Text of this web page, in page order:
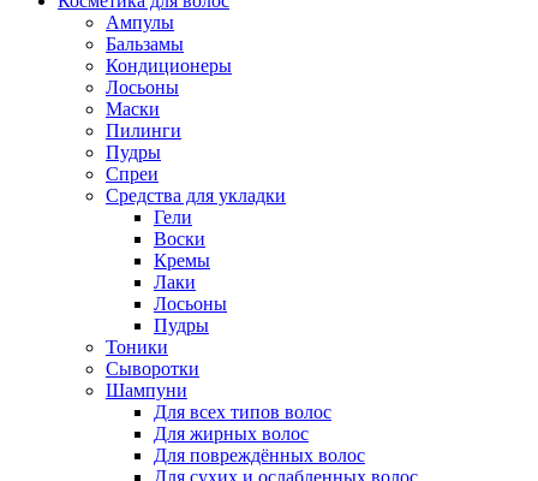
Ампулы
Бальзамы
Кондиционеры
Лосьоны
Маски
Пилинги
Пудры
Спреи
Средства для укладки
Гели
Воски
Кремы
Лаки
Лосьоны
Пудры
Тоники
Сыворотки
Шампуни
Для всех типов волос
Для жирных волос
Для повреждённых волос